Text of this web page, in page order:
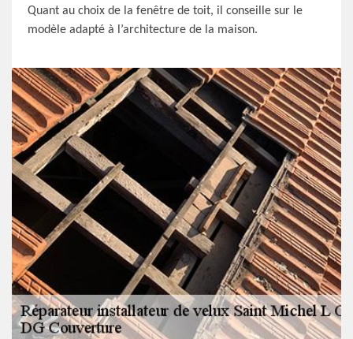
Quant au choix de la fenêtre de toit, il conseille sur le
modèle adapté à l’architecture de la maison.